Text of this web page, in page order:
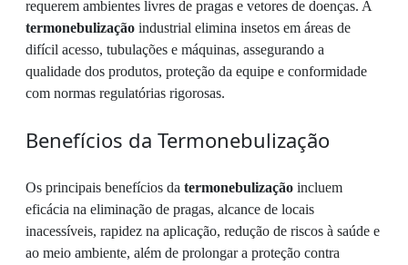
requerem ambientes livres de pragas e vetores de doenças. A
termonebulização industrial elimina insetos em áreas de
difícil acesso, tubulações e máquinas, assegurando a
qualidade dos produtos, proteção da equipe e conformidade
com normas regulatórias rigorosas.
Benefícios da Termonebulização
Os principais benefícios da termonebulização incluem
eficácia na eliminação de pragas, alcance de locais
inacessíveis, rapidez na aplicação, redução de riscos à saúde e
ao meio ambiente, além de prolongar a proteção contra